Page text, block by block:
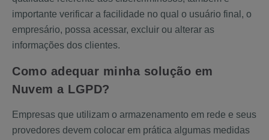
importante verificar a facilidade no qual o usuário final, o
empresário, possa acessar, excluir ou alterar as
informações dos clientes.
Como adequar minha solução em
Nuvem a LGPD?
Empresas que utilizam o armazenamento em rede e seus
provedores devem colocar em prática algumas medidas